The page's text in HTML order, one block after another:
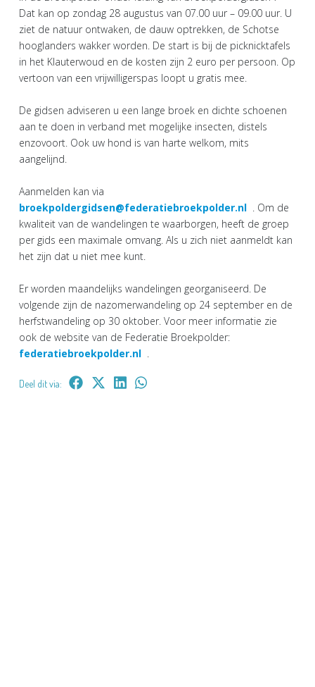
Dat kan op zondag 28 augustus van 07.00 uur – 09.00 uur. U
ziet de natuur ontwaken, de dauw optrekken, de Schotse
hooglanders wakker worden. De start is bij de picknicktafels
in het Klauterwoud en de kosten zijn 2 euro per persoon. Op
vertoon van een vrijwilligerspas loopt u gratis mee.
De gidsen adviseren u een lange broek en dichte schoenen
aan te doen in verband met mogelijke insecten, distels
enzovoort. Ook uw hond is van harte welkom, mits
aangelijnd.
Aanmelden kan via
broekpoldergidsen@federatiebroekpolder.nl . Om de
kwaliteit van de wandelingen te waarborgen, heeft de groep
per gids een maximale omvang. Als u zich niet aanmeldt kan
het zijn dat u niet mee kunt.
Er worden maandelijks wandelingen georganiseerd. De
volgende zijn de nazomerwandeling op 24 september en de
herfstwandeling op 30 oktober. Voor meer informatie zie
ook de website van de Federatie Broekpolder:
federatiebroekpolder.nl
Deel dit via: